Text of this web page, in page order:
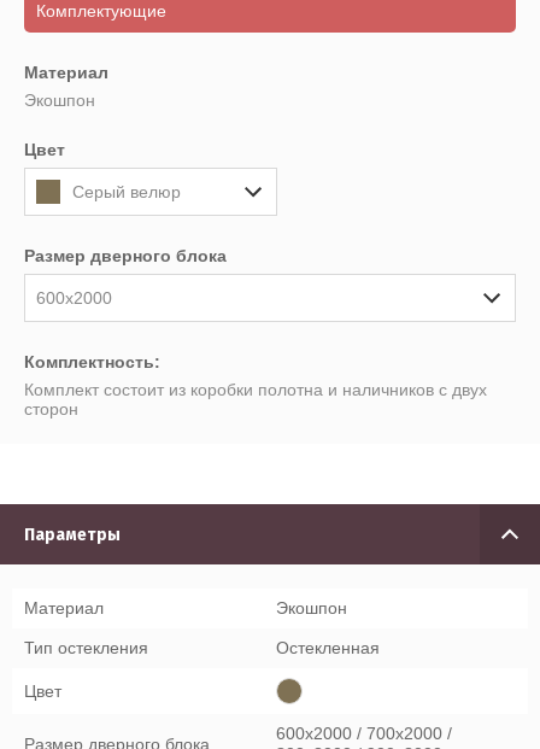
Комплектующие
Материал
Экошпон
Цвет
Серый велюр
Размер дверного блока
600x2000
Комплектность:
Комплект состоит из коробки полотна и наличников с двух
сторон
Параметры
Материал Экошпон
Тип остекления Остекленная
Цвет
Размер дверного блока
600x2000 / 700x2000 /